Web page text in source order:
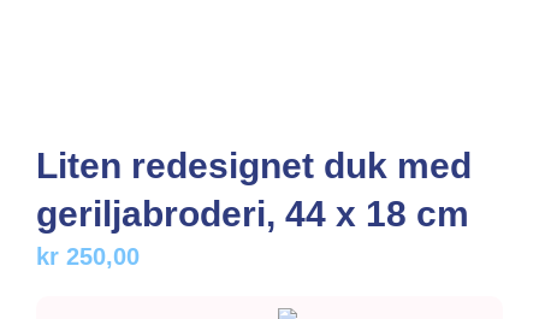
Liten redesignet duk med
geriljabroderi, 44 x 18 cm
kr 250,00